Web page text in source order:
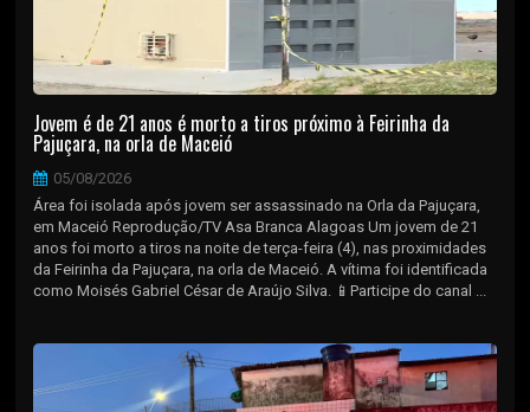
Jovem é de 21 anos é morto a tiros próximo à Feirinha da
Pajuçara, na orla de Maceió
05/08/2026
Área foi isolada após jovem ser assassinado na Orla da Pajuçara,
em Maceió Reprodução/TV Asa Branca Alagoas Um jovem de 21
anos foi morto a tiros na noite de terça-feira (4), nas proximidades
da Feirinha da Pajuçara, na orla de Maceió. A vítima foi identificada
como Moisés Gabriel César de Araújo Silva. 📱Participe do canal ...